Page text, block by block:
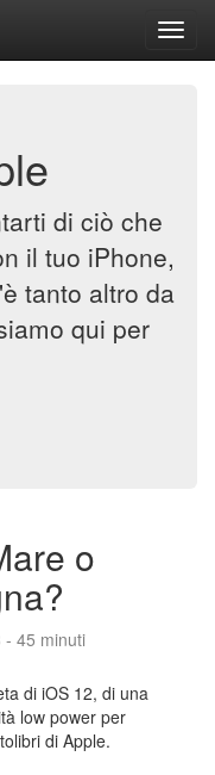
di ciò che
il tuo iPhone,
tanto altro da
qui per
o
- 45 minuti
di iOS 12, di una
low power per
di Apple.